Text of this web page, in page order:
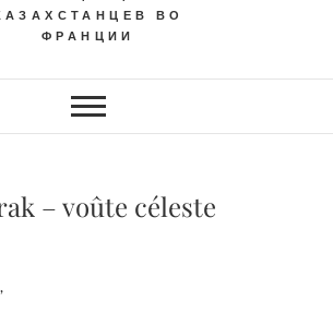
ВО
ФРАНЦИИ
– voûte céleste